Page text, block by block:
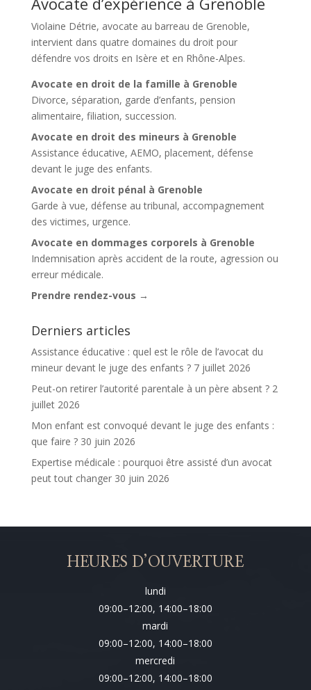
Violaine Détrie, avocate au barreau de Grenoble,
intervient dans quatre domaines du droit pour
défendre vos droits en Isère et en Rhône-Alpes.
Avocate en droit de la famille à Grenoble
Divorce, séparation, garde d’enfants, pension
alimentaire, filiation, succession.
Avocate en droit des mineurs à Grenoble
Assistance éducative, AEMO, placement, défense
devant le juge des enfants.
Avocate en droit pénal à Grenoble
Garde à vue, défense au tribunal, accompagnement
des victimes, urgence.
Avocate en dommages corporels à Grenoble
Indemnisation après accident de la route, agression ou
erreur médicale.
Prendre rendez-vous →
Derniers articles
Assistance éducative : quel est le rôle de l’avocat du
mineur devant le juge des enfants ? 7 juillet 2026
Peut-on retirer l’autorité parentale à un père absent ? 2
juillet 2026
Mon enfant est convoqué devant le juge des enfants :
que faire ? 30 juin 2026
Expertise médicale : pourquoi être assisté d’un avocat
peut tout changer 30 juin 2026
HEURES D’OUVERTURE
lundi
09:00–12:00, 14:00–18:00
mardi
09:00–12:00, 14:00–18:00
mercredi
09:00–12:00, 14:00–18:00